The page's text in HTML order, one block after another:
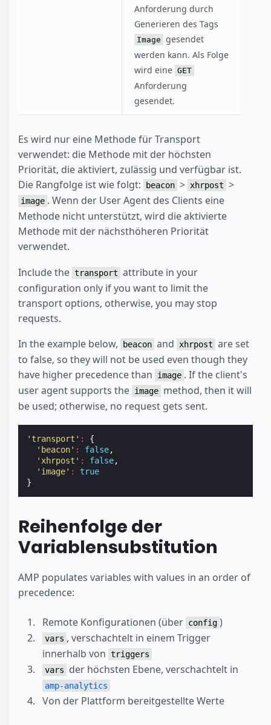
Anforderung durch
Generieren des Tags
Image gesendet
werden kann. Als Folge
wird eine GET
Anforderung
gesendet.
Es wird nur eine Methode für Transport
verwendet: die Methode mit der höchsten
Priorität, die aktiviert, zulässig und verfügbar ist.
Die Rangfolge ist wie folgt:
beacon > xhrpost >
image . Wenn der User Agent des Clients eine
Methode nicht unterstützt, wird die aktivierte
Methode mit der nächsthöheren Priorität
verwendet.
Include the transport attribute in your
configuration only if you want to limit the
transport options, otherwise, you may stop
requests.
In the example below,
beacon and xhrpost are set
to false, so they will not be used even though they
have higher precedence than
image . If the client's
user agent supports the image method, then it will
be used; otherwise, no request gets sent.
'transport' :
{
'beacon' : false,
'xhrpost' : false,
'image' :
true
}
Reihenfolge der
Variablensubstitution
AMP populates variables with values in an order of
precedence:
Remote Konfigurationen (über config )
vars , verschachtelt in einem Trigger
innerhalb von triggers
vars
der höchsten Ebene, verschachtelt in
amp-analytics
Von der Plattform bereitgestellte Werte